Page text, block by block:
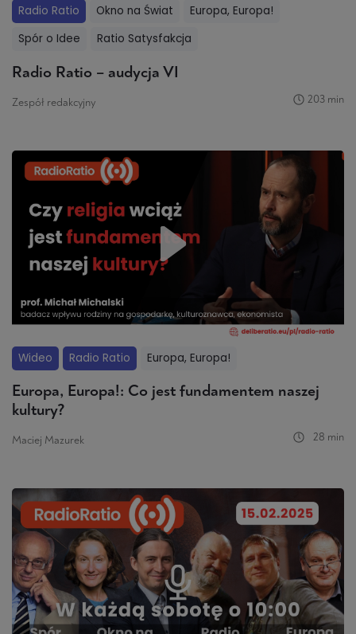
Radio Ratio Okno na Świat
Europa, Europa!
Spór o Idee
Ratio Satysfakcja
Radio Ratio – audycja VI
Zespół redakcyjny 203 min
Wideo Radio Ratio Europa, Europa!
Europa, Europa!: Co jest fundamentem naszej
kultury?
Maciej Mazurek 28 min